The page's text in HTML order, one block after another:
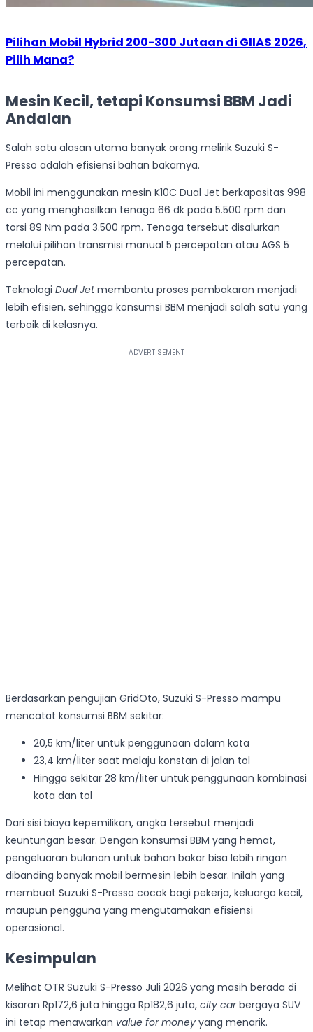
Pilihan Mobil Hybrid 200-300 Jutaan di GIIAS 2026,
Pilih Mana?
Mesin Kecil, tetapi Konsumsi BBM Jadi
Andalan
Salah satu alasan utama banyak orang melirik Suzuki S-
Presso adalah efisiensi bahan bakarnya.
Mobil ini menggunakan mesin K10C Dual Jet berkapasitas 998
cc yang menghasilkan tenaga 66 dk pada 5.500 rpm dan
torsi 89 Nm pada 3.500 rpm. Tenaga tersebut disalurkan
melalui pilihan transmisi manual 5 percepatan atau AGS 5
percepatan.
Teknologi Dual Jetmembantu proses pembakaran menjadi
lebih efisien, sehingga konsumsi BBM menjadi salah satu yang
terbaik di kelasnya.
Berdasarkan pengujian GridOto, Suzuki S-Presso mampu
mencatat konsumsi BBM sekitar:
20,5 km/liter untuk penggunaan dalam kota
23,4 km/liter saat melaju konstan di jalan tol
Hingga sekitar 28 km/liter untuk penggunaan kombinasi
kota dan tol
Dari sisi biaya kepemilikan, angka tersebut menjadi
keuntungan besar. Dengan konsumsi BBM yang hemat,
pengeluaran bulanan untuk bahan bakar bisa lebih ringan
dibanding banyak mobil bermesin lebih besar. Inilah yang
membuat Suzuki S-Presso cocok bagi pekerja, keluarga kecil,
maupun pengguna yang mengutamakan efisiensi
operasional.
Kesimpulan
Melihat OTR Suzuki S-Presso Juli 2026 yang masih berada di
kisaran Rp172,6 juta hingga Rp182,6 juta, city carbergaya SUV
ini tetap menawarkan value for money yang menarik.